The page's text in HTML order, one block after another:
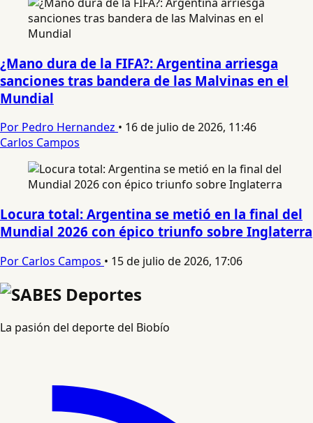
¿Mano dura de la FIFA?: Argentina arriesga
sanciones tras bandera de las Malvinas en el
Mundial
Por Pedro Hernandez • 16 de julio de 2026, 11:46
Carlos Campos
Locura total: Argentina se metió en la final del
Mundial 2026 con épico triunfo sobre Inglaterra
Por Carlos Campos • 15 de julio de 2026, 17:06
La pasión del deporte del Biobío